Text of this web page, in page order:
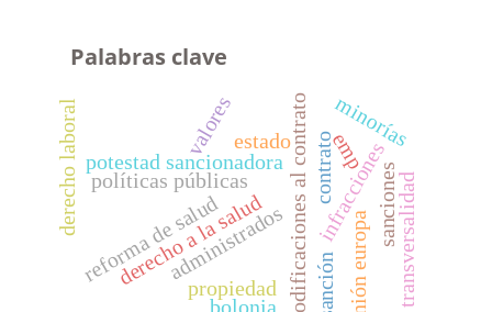
Palabras clave
contrato
modificaciones al contrato
derecho a la salud
reforma de salud
potestad sancionadora
administrados infraccionessanciones
derecho laboral
propiedad
estado
políticas públicas
unión europa
valores
transversalidad
sanción
emp
minorías